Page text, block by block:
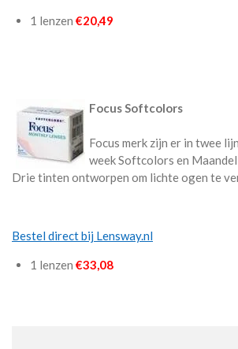
1 lenzen €20,49
Focus Softcolors
Focus merk zijn er in twee
week Softcolors en
Drie tinten ontworpen om lichte ogen te
Bestel direct bij Lensway.nl
1 lenzen €33,08